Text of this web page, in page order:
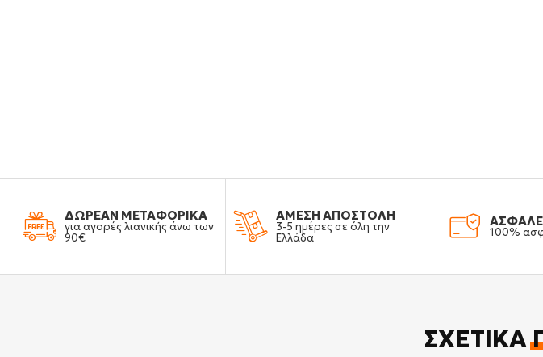
ΔΩΡΕΑΝ ΜΕΤΑΦΟΡΙΚΑ
για αγορές λιανικής άνω των
90€
ΑΜΕΣΗ ΑΠΟΣΤΟΛΗ
3-5 ημέρες σε όλη την
Ελλάδα
100%
ΣΧΕΤΙΚΆ